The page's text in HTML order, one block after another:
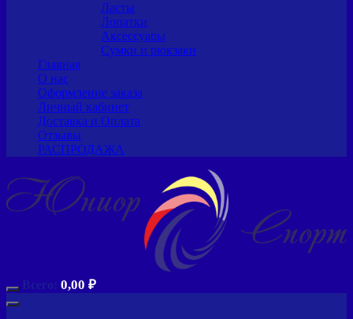
Ласты
Лопатки
Аксессуары
Сумки и рюкзаки
Главная
О нас
Оформление заказа
Личный кабинет
Доставка и Оплата
Отзывы
РАСПРОДАЖА
Всего: 0,00 ₽